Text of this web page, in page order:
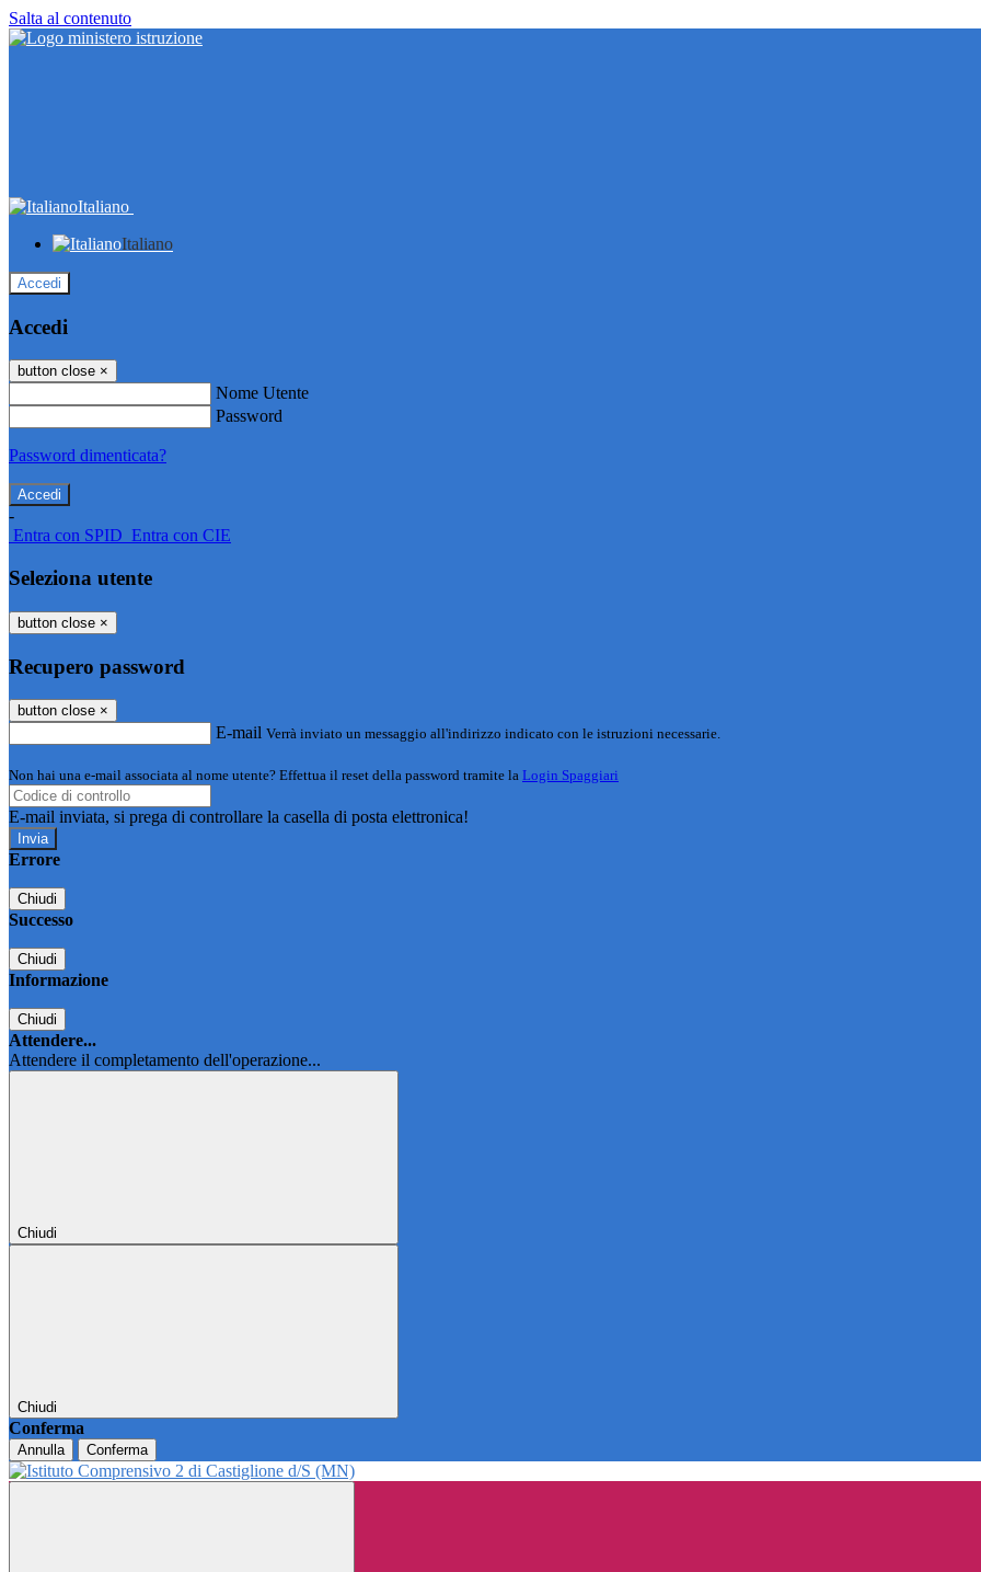
Salta al contenuto
Italiano
Italiano
Accedi
Accedi
button close ×
Nome Utente
Password
Password dimenticata?
-
Entra con SPID Entra con CIE
Seleziona utente
button close ×
Recupero password
button close ×
E-mail Verrà inviato un messaggio all'indirizzo indicato con le istruzioni necessarie.
Non hai una e-mail associata al nome utente? Effettua il reset della password tramite la Login Spaggiari
E-mail inviata, si prega di controllare la casella di posta elettronica!
Errore
Chiudi
Successo
Chiudi
Informazione
Chiudi
Attendere...
Attendere il completamento dell'operazione...
Chiudi
Chiudi
Conferma
Annulla Conferma